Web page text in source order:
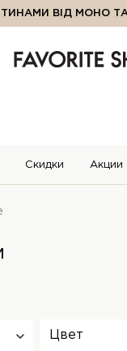
ВІД МОНО
Скидки Акции
Цвет